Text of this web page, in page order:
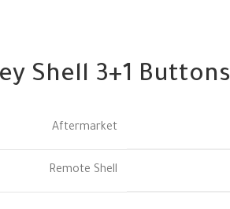
Shell 3+1 Buttons
Aftermarket
Remote Shell